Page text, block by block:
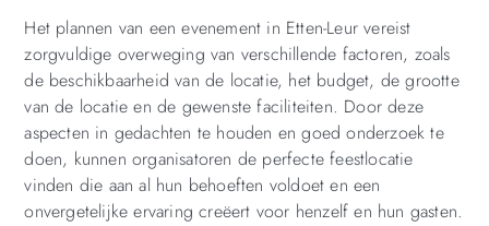
Het plannen van een evenement in Etten-Leur vereist
zorgvuldige overweging van verschillende factoren, zoals
de beschikbaarheid van de locatie, het budget, de grootte
van de locatie en de gewenste faciliteiten. Door deze
aspecten in gedachten te houden en goed onderzoek te
doen, kunnen organisatoren de perfecte feestlocatie
vinden die aan al hun behoeften voldoet en een
onvergetelijke ervaring creëert voor henzelf en hun gasten.